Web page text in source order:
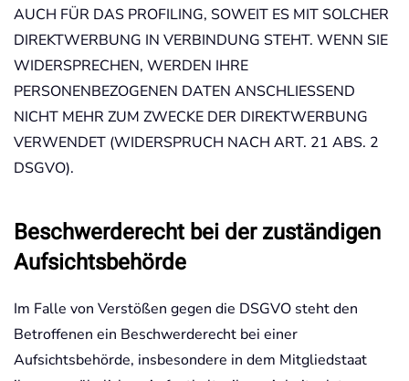
AUCH FÜR DAS PROFILING, SOWEIT ES MIT SOLCHER
DIREKTWERBUNG IN VERBINDUNG STEHT. WENN SIE
WIDERSPRECHEN, WERDEN IHRE
PERSONENBEZOGENEN DATEN ANSCHLIESSEND
NICHT MEHR ZUM ZWECKE DER DIREKTWERBUNG
VERWENDET (WIDERSPRUCH NACH ART. 21 ABS. 2
DSGVO).
Beschwerde­recht bei der zuständigen
Aufsichts­behörde
Im Falle von Verstößen gegen die DSGVO steht den
Betroffenen ein Beschwerderecht bei einer
Aufsichtsbehörde, insbesondere in dem Mitgliedstaat